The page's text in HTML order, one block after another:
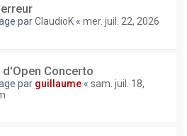
parClaudioK « mer. juil. 22, 2026
Concerto
par guillaume « sam. juil. 18,